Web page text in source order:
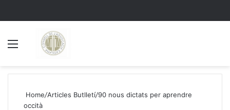
Home/Articles Butlletí/90 nous dictats per aprendre
occità